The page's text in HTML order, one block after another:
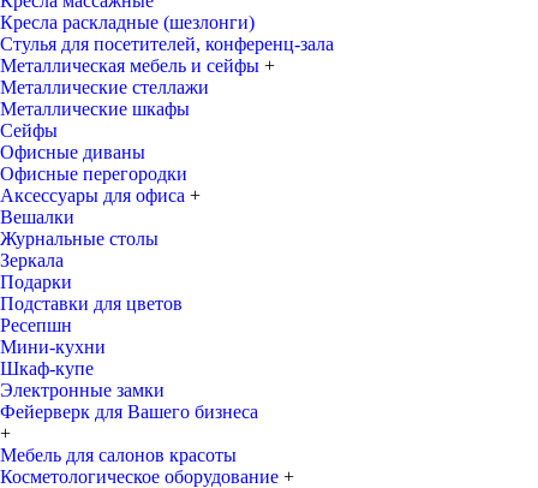
Кресла раскладные (шезлонги)
Стулья для посетителей, конференц-зала
Металлическая мебель и сейфы +
Металлические стеллажи
Металлические шкафы
Сейфы
Офисные диваны
Офисные перегородки
Аксессуары для офиса +
Вешалки
Журнальные столы
Зеркала
Подарки
Подставки для цветов
Ресепшн
Мини-кухни
Шкаф-купе
Электронные замки
Фейерверк для Вашего бизнеса
+
Мебель для салонов красоты
Косметологическое оборудование +